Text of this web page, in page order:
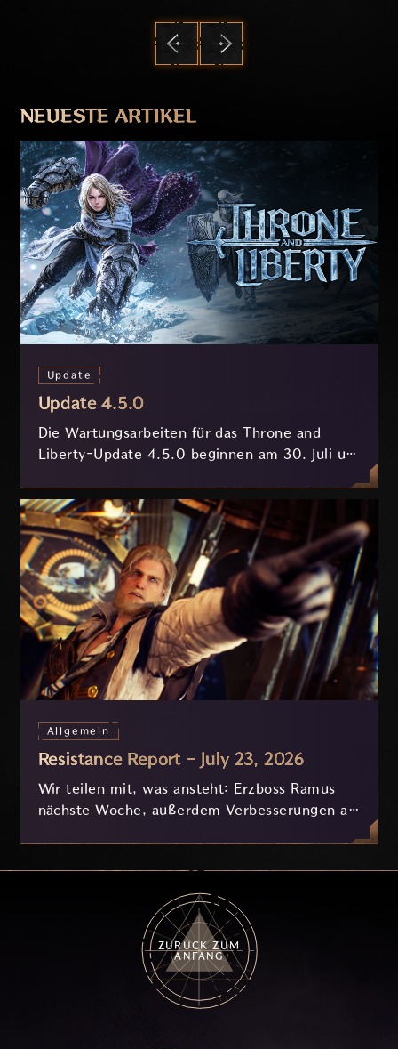
NEUESTE ARTIKEL
Update
Update 4.5.0
Die Wartungsarbeiten für das Throne and
Liberty-Update 4.5.0 beginnen am 30. Juli um
Stunden.
Allgemein
Resistance Report - July 23, 2026
Wir teilen mit, was ansteht: Erzboss Ramus
nächste Woche, außerdem Verbesserungen an
sind.
ZURÜCK ZUM
ANFANG